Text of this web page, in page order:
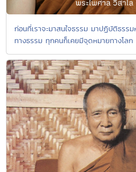
ก่อนที่เราจะมาสนใจธรรม มาปฏิบัติธรร
ทางธรรม ทุกคนก็เคยมีจุดหมายทางโลก